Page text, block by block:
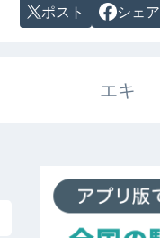
ポスト シェア
エキ